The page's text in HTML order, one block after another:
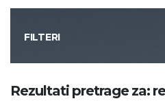
FILTERI
Kategorija
Rezultati pretrage za: